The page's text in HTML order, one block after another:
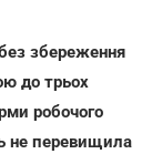
збереження
до трьох
робочого
не перевищила